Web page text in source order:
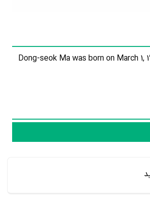
Dong-seok Ma was born on March